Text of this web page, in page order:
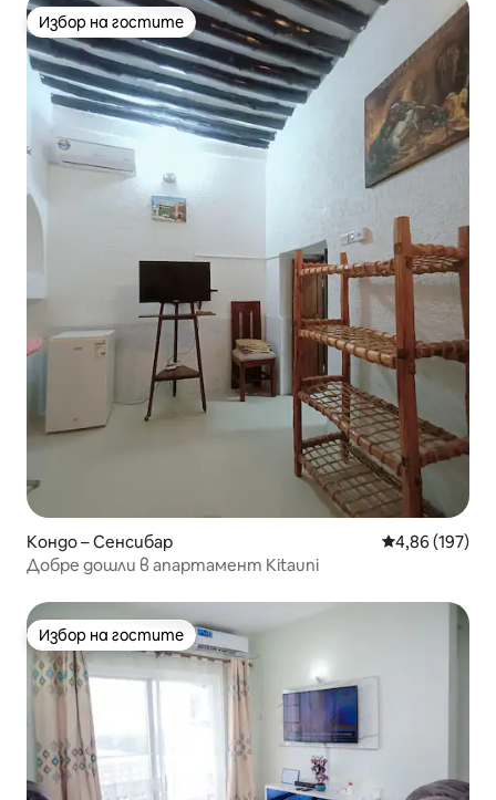
Избор на гостите
Избор на гостите
Кондо – Сенсибар Средна
4,86 (197)
Добре дошли в апартамент Kitauni
Избор на гостите
Избор на гостите